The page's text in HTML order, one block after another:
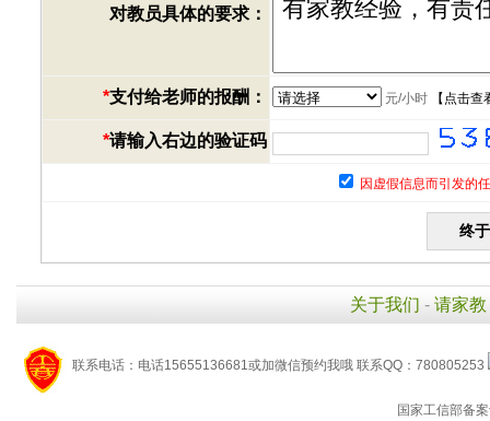
对教员具体的要求：
*支付给老师的报酬： 元/小时【 点击查
*请输入右边的验证码
因虚假信息而引发的
关于我们 - 请家教
联系电话：电话15655136681或加微信预约我哦 联系QQ：780805253
国家工信部备